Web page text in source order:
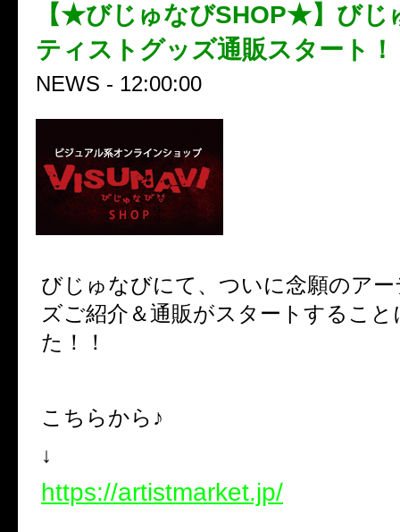
【★びじゅなびSHOP★】びじ
ティストグッズ通販スタート！
NEWS - 12:00:00
びじゅなびにて、ついに念願のア
ズご紹介＆通販がスタートするこ
た！！
こちらから♪
↓
https://artistmarket.jp/